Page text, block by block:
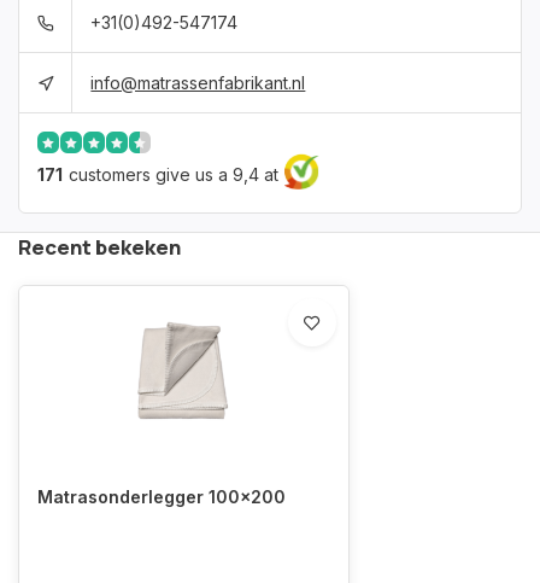
+31(0)492-547174
info@matrassenfabrikant.nl
171 customers give us a 9,4 at
Recent bekeken
Matrasonderlegger 100x200